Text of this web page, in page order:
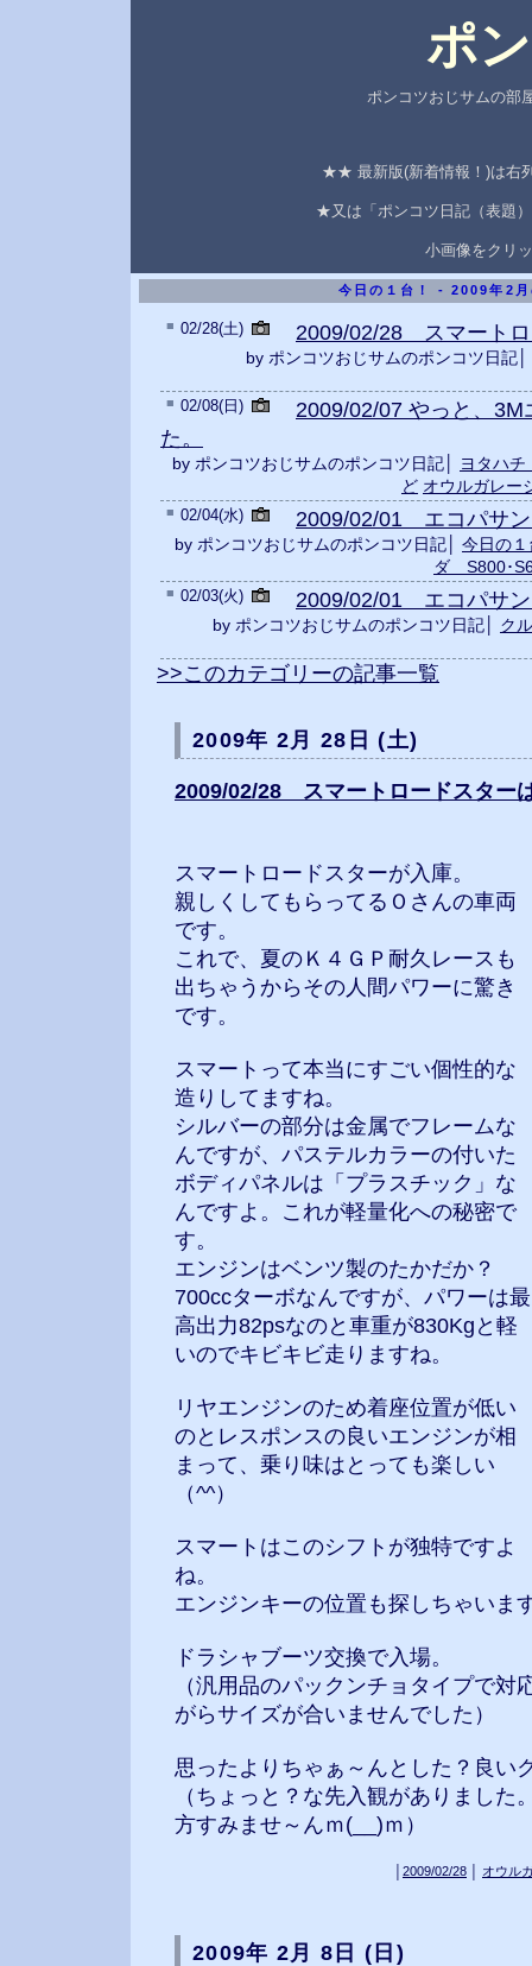
ポ
ポンコツおじサムの部
★★ 最新版(新着情報！)は右
★又は「ポンコツ日記（表題
小画像をクリ
今日の１台！ - 2009年2月
■ 02/28(土) 2009/02/28 スマート
by ポンコツおじサムのポンコツ日記│
■ 02/08(日)
2009/02/07 やっと、
た。
by ポンコツおじサムのポンコツ日記│
ヨタハ
ど オウルガレー
■ 02/04(水) 2009/02/01 エコパサ
by ポンコツおじサムのポンコツ日記│ 今日の１
ダ S800･
■ 02/03(火) 2009/02/01 エコパサ
by ポンコツおじサムのポンコツ日記│ ク
>>このカテゴリーの記事一覧
2009年 2月 28日 (土)
2009/02/28 スマートロードスター
スマートロードスターが入庫。
親しくしてもらってるＯさんの車両
です。
これで、夏のＫ４ＧＰ耐久レースも
出ちゃうからその人間パワーに驚き
です。
スマートって本当にすごい個性的な
造りしてますね。
シルバーの部分は金属でフレームな
んですが、パステルカラーの付いた
ボディパネルは「プラスチック」な
んですよ。これが軽量化への秘密で
す。
エンジンはベンツ製のたかだか？
700ccターボなんですが、パワーは最
高出力82psなのと車重が830Kgと軽
いのでキビキビ走りますね。
リヤエンジンのため着座位置が低い
のとレスポンスの良いエンジンが相
まって、乗り味はとっても楽しい
（^^）
スマートはこのシフトが独特ですよ
ね。
エンジンキーの位置も探しちゃいま
ドラシャブーツ交換で入場。
（汎用品のパックンチョタイプで対
がらサイズが合いませんでした）
思ったよりちゃぁ～んとした？良い
（ちょっと？な先入観がありました
方すみませ～んｍ(__)ｍ）
2009/02/28 オウル
2009年 2月 8日 (日)